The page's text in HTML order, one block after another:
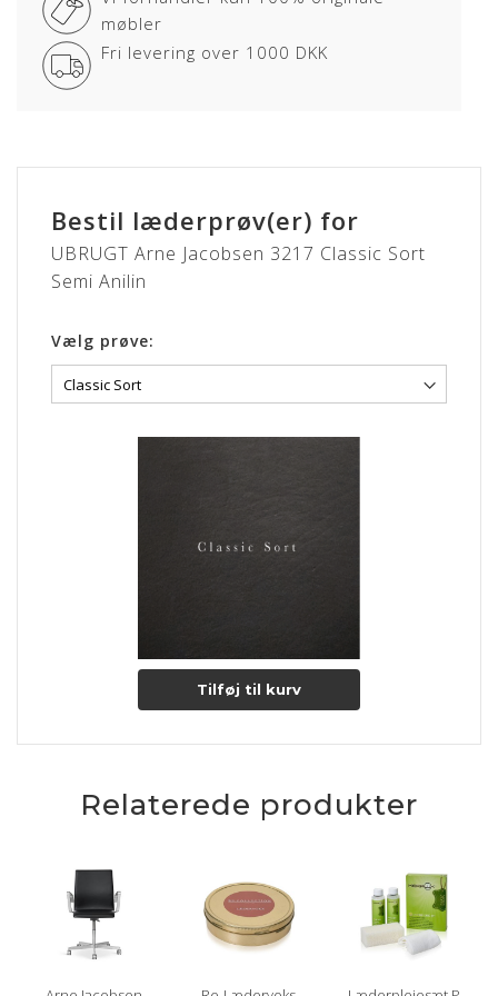
Semi anilin læder har fået en ganske let
overfladebehandling, hvilket bidrager til en højere slidstyrke
og lysægthed end den rene anilin læder.
Kendetegnene for denne lædertype er en god holdbarhed
CLASSIC
Lædertypen har fået en let korrigering af overfladen hvilket
Overfladen er smudsafvisende og vil ikke opnå patina.
CLASSIC læder er nem og praktisk og kræver næsten ingen
vedligehold.
Læs mere om pleje og vedligeholdelse her
møbler
Fri levering over 1000 DKK
Bestil læderprøv(er) for
UBRUGT Arne Jacobsen 3217 Classic Sort
Semi Anilin
Vælg prøve:
Tilføj til kurv
Relaterede produkter